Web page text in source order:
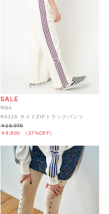
RNA
R4118 サイドZIPトラックパンツ
￥8,800 （37%OFF）
￥13,970